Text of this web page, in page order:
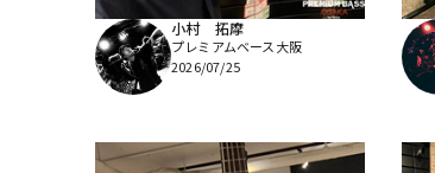
小村 拓摩
プレミアムベース大阪
2026/07/25